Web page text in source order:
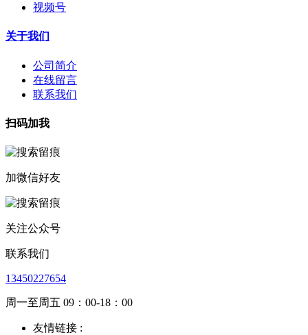
视频号
关于我们
公司简介
在线留言
联系我们
扫码加我
加微信好友
关注公众号
联系我们
13450227654
周一至周五 09：00-18：00
友情链接 :